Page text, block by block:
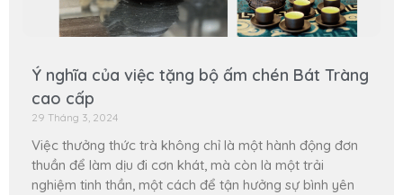
Ý nghĩa của việc tặng bộ ấm chén Bát Tràng
cao cấp
29 Tháng 3, 2024
Việc thưởng thức trà không chỉ là một hành động đơn
thuần để làm dịu đi cơn khát, mà còn là một trải
nghiệm tinh thần, một cách để tận hưởng sự bình yên